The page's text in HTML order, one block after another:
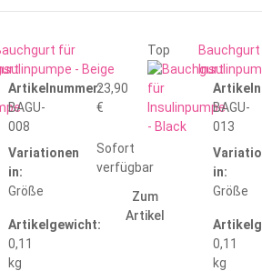
für
- Beige
Artikelnummer:
BAGU-
008
Variationen
in:
Größe
Artikelgewicht:
0,11
kg
23,90
€
Sofort
verfügbar
Zum
Artikel
Top
BAGU-
013
in:
Größe
0,11
kg